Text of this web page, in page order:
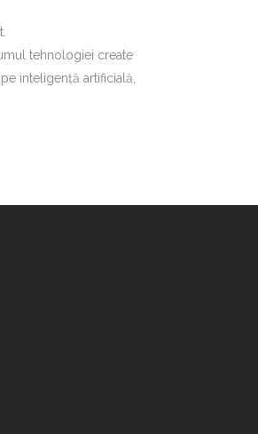
tehnologiei create
inteligență artificială,